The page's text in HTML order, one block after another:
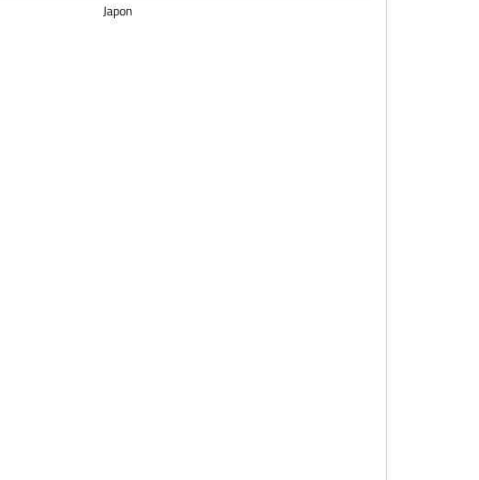
Japon